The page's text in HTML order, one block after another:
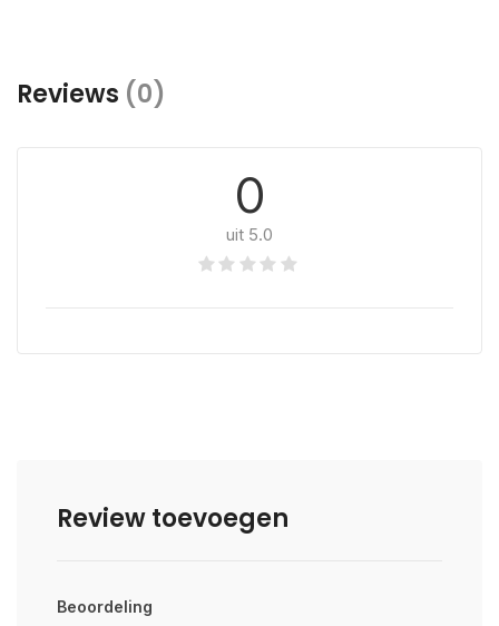
Reviews (0)
0
uit 5.0
Review toevoegen
Beoordeling